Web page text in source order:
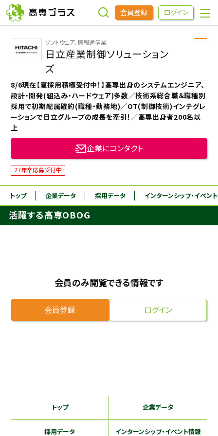
会員登録 ログイン
企業をさがす
進学先をさがす
インターンシップ・イベントをさがす
高専OBOGをさがす
高専プラスセミナー
高専生コミュニティ
めもらす
ソフトウェア、情報通信業
日立産業制御ソリューション
ズ
8/6現在【夏採用積極受付中！】高専出身のシステムエンジニア、
設計・開発(組込み・ハードウェア)多数／技術系総合職＆職種別
採用で初期配属確約(職種・勤務地)／OT(制御技術)インテグレ
ーションで日立グループの成長を牽引！／高専出身者200名以
上
企業にコンタクト
27年卒応募受付中
トップ 企業データ 採用データ インターンシップ・イベン
活躍する高専OBOG
会員のみ閲覧できる情報です
会員登録 ログイン
トップ 企業データ
採用データ インターンシップ・イベント情報